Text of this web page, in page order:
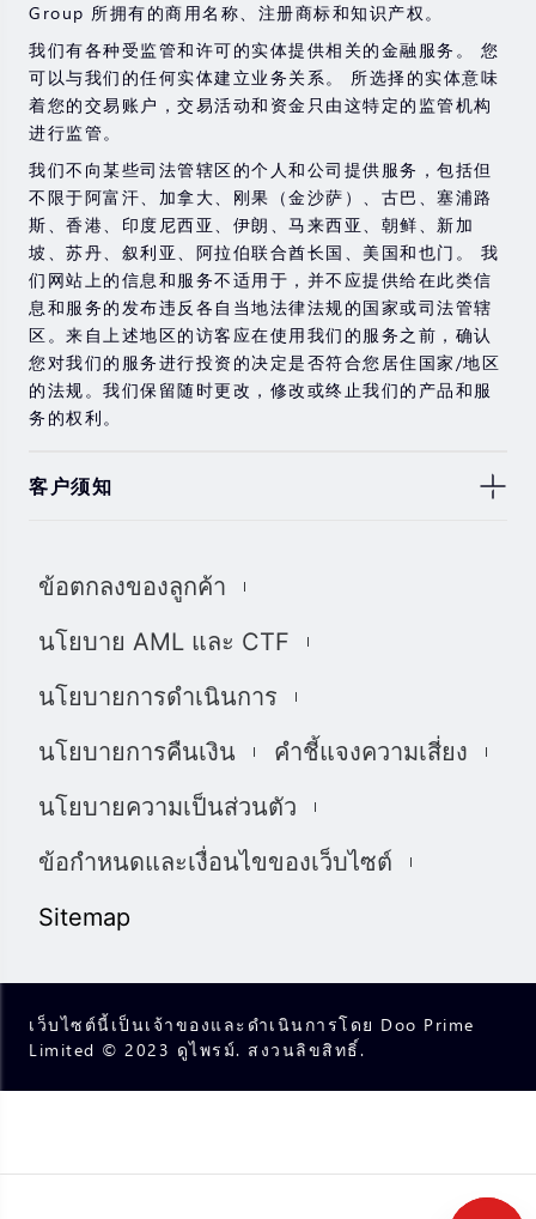
在与我们进行任何交易之前，请确保您完全了解使用相应
金融工具进行交易的风险。 如果您不了解此处说明的风
险，则应寻求独立的专业建议。
Group 所拥有的商用名称、注册商标和知识产权。
我们有各种受监管和许可的实体提供相关的金融服务。 您
可以与我们的任何实体建立业务关系。 所选择的实体意味
着您的交易账户，交易活动和资金只由这特定的监管机构
进行监管。
我们不向某些司法管辖区的个人和公司提供服务，包括但
不限于阿富汗、加拿大、刚果（金沙萨）、古巴、塞浦路
斯、香港、印度尼西亚、伊朗、马来西亚、朝鲜、新加
坡、苏丹、叙利亚、阿拉伯联合酋长国、美国和也门。 我
们网站上的信息和服务不适用于，并不应提供给在此类信
息和服务的发布违反各自当地法律法规的国家或司法管辖
区。来自上述地区的访客应在使用我们的服务之前，确认
您对我们的服务进行投资的决定是否符合您居住国家/地区
的法规。我们保留随时更改，修改或终止我们的产品和服
务的权利。
客户须知
息，材料或第三方材料（“材料”）仅供参考。 该材料仅被
的投资建议和/或投资推荐。 尽管我们已尽一切合理的努力
和保证，如果所提供信息的任何不准确和不完整，我们也
损失或损害赔偿。 未经我们的同意，您只能将该材料用于
我们使用我们网站上的cookies来根据您的喜好自定义我们
网站上显示的信息和体验。 通过访问本网站，您承认您已
经阅读并同意上述详细信息，并同意我们使用cookies。
我们完全遵守司法管辖区中所有适用的法律和法规。 您有
责任确定并确保您的投资符合您的要求。您承诺将承担投
ข้อตกลงของลูกค้า
นโยบาย AML และ CTF
นโยบายการดำเนินการ
นโยบายการคืนเงิน
คำชี้แจงความเสี่ยง
นโยบายความเป็นส่วนตัว
ข้อกำหนดและเงื่อนไขของเว็บไซต์
Sitemap
เว็บไซต์นี้เป็นเจ้าของและดำเนินการโดย Doo Prime
Limited © 2023 ดูไพรม์. สงวนลิขสิทธิ์.